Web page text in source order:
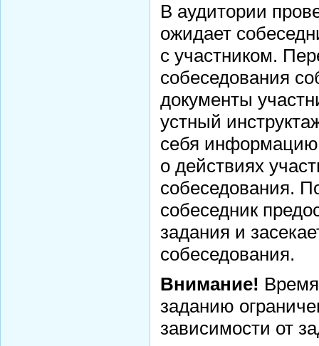
В аудитории
ожидает
с участником.
собеседования
документы
устный
себя информацию
о действиях
собеседования.
собеседник
задания и
собеседования.
Внимание!
заданию
зависимости от